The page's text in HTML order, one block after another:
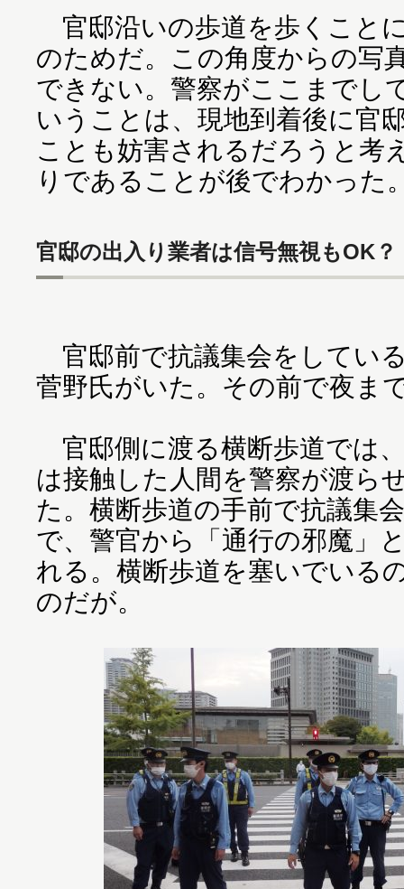
官邸沿いの歩道を歩くこと
のためだ。この角度からの写
できない。警察がここまでし
いうことは、現地到着後に官
ことも妨害されるだろうと考
りであることが後でわかった
官邸の出入り業者は信号無視もOK？
官邸前で抗議集会をしてい
菅野氏がいた。その前で夜ま
官邸側に渡る横断歩道では
は接触した人間を警察が渡ら
た。横断歩道の手前で抗議集
で、警官から「通行の邪魔」
れる。横断歩道を塞いでいる
のだが。